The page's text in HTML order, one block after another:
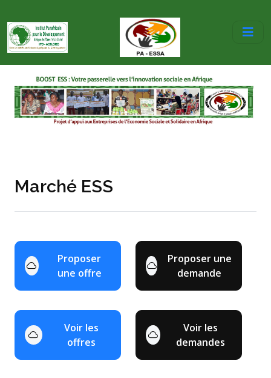
Marché ESS
Proposer
une offre
Proposer une
demande
Voir les
offres
Voir les
demandes